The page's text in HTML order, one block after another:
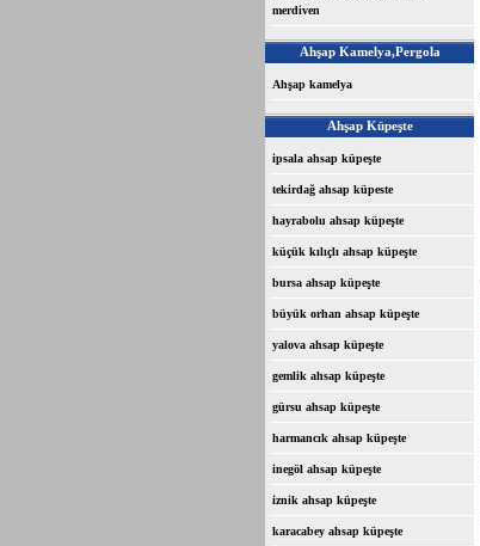
merdiven
Ahşap Kamelya,Pergola
Ahşap kamelya
Ahşap Küpeşte
ipsala ahsap küpeşte
tekirdağ ahsap küpeste
hayrabolu ahsap küpeşte
küçük kılıçlı ahsap küpeşte
bursa ahsap küpeşte
büyük orhan ahsap küpeşte
yalova ahsap küpeşte
gemlik ahsap küpeşte
gürsu ahsap küpeşte
harmancık ahsap küpeşte
inegöl ahsap küpeşte
iznik ahsap küpeşte
karacabey ahsap küpeşte